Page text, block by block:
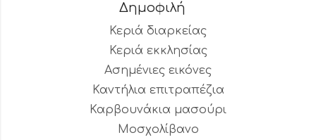
Δημοφιλή
Κεριά διαρκείας
Κεριά εκκλησίας
Ασημένιες εικόνες
Καντήλια επιτραπέζια
Καρβουνάκια μασούρι
Μοσχολίβανο